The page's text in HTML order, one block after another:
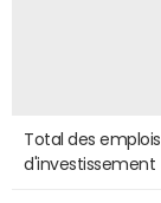
Total des emplois
d'investissement